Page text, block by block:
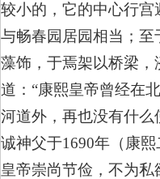
较小的，它的中心行
与畅春园居园相当；
藻饰，于焉架以桥梁，
道：“康熙皇帝曾经在
河道外，再也没有什
诚神父于1690年（康
皇帝崇尚节俭，不为